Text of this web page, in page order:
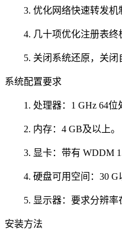
3. 优化网络快速转发机
4. 几十项优化注册表终
5. 关闭系统还原，关闭自
系统配置要求
1. 处理器：1 GHz 64位
2. 内存：4 GB及以上。
3. 显卡：带有 WDDM
4. 硬盘可用空间：30 G
5. 显示器：要求分辨率在
安装方法